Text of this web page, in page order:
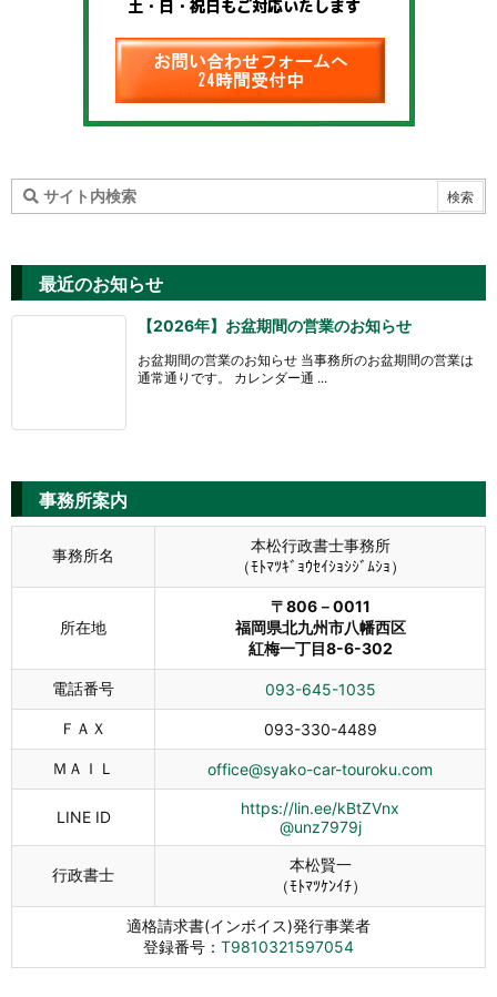
最近のお知らせ
【2026年】お盆期間の営業のお知らせ
お盆期間の営業のお知らせ 当事務所のお盆期間の営業は
通常通りです。 カレンダー通 ...
事務所案内
事務所名
本松行政書士事務所
（ﾓﾄﾏﾂｷﾞｮｳｾｲｼｮｼｼﾞﾑｼｮ）
所在地
〒806－0011
福岡県北九州市八幡西区
紅梅一丁目8-6-302
電話番号 093-645-1035
ＦＡＸ 093-330-4489
ＭＡＩＬ office@syako-car-touroku.com
LINE ID
https://lin.ee/kBtZVnx
@unz7979j
行政書士
本松賢一
（ﾓﾄﾏﾂｹﾝｲﾁ）
適格請求書(インボイス)発行事業者
登録番号： T9810321597054